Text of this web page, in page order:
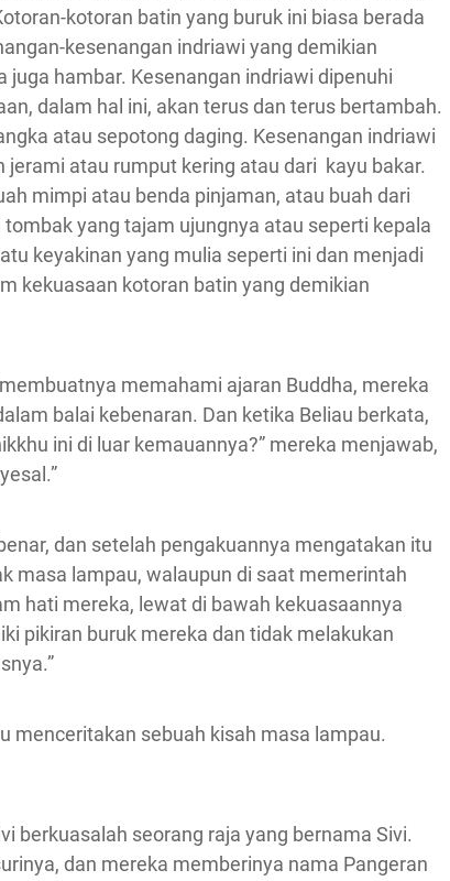
kotoran batin yang buruk ini biasa berada
kesenangan indriawi yang demikian
hambar. Kesenangan indriawi dipenuhi
dalam hal ini, akan terus dan terus bertambah.
atau sepotong daging. Kesenangan indriawi
atau rumput kering atau dari kayu bakar.
mimpi atau benda pinjaman, atau buah dari
yang tajam ujungnya atau seperti kepala
keyakinan yang mulia seperti ini dan menjadi
kekuasaan kotoran batin yang demikian
memahami ajaran Buddha, mereka
balai kebenaran. Dan ketika Beliau berkata,
ini di luar kemauannya?” mereka menjawab,
dan setelah pengakuannya mengatakan itu
masa lampau, walaupun di saat memerintah
hati mereka, lewat di bawah kekuasaannya
pikiran buruk mereka dan tidak melakukan
menceritakan sebuah kisah masa lampau.
berkuasalah seorang raja yang bernama Sivi.
dan mereka memberinya nama Pangeran